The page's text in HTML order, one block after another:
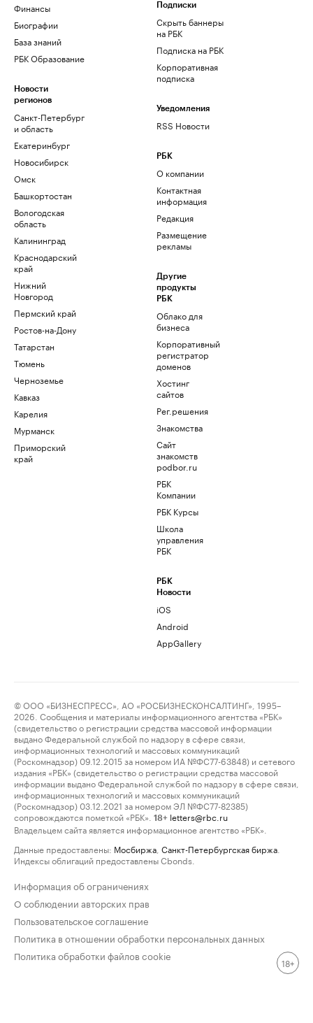
Финансы
Биографии
База знаний
РБК Образование
Новости
регионов
Санкт-Петербург
и область
Екатеринбург
Новосибирск
Омск
Башкортостан
Вологодская
область
Калининград
Краснодарский
край
Нижний
Новгород
Пермский край
Ростов-на-Дону
Татарстан
Тюмень
Черноземье
Кавказ
Карелия
Мурманск
Приморский
край
Подписки
Скрыть баннеры
на РБК
Подписка на РБК
Корпоративная
подписка
Уведомления
RSS Новости
РБК
О компании
Контактная
информация
Редакция
Размещение
рекламы
Другие
продукты
РБК
Облако для
бизнеса
Корпоративный
регистратор
доменов
Хостинг
сайтов
Рег.решения
Знакомства
Сайт
знакомств
podbor.ru
РБК
Компании
РБК Курсы
Школа
управления
РБК
РБК
Новости
iOS
Android
AppGallery
© ООО «БИЗНЕСПРЕСС», АО «РОСБИЗНЕСКОНСАЛТИНГ», 1995–
2026. Сообщения и материалы информационного агентства «РБК»
(свидетельство о регистрации средства массовой информации
выдано Федеральной службой по надзору в сфере связи,
информационных технологий и массовых коммуникаций
(Роскомнадзор) 09.12.2015 за номером ИА №ФС77-63848) и сетевого
издания «РБК» (свидетельство о регистрации средства массовой
информации выдано Федеральной службой по надзору в сфере связи,
информационных технологий и массовых коммуникаций
(Роскомнадзор) 03.12.2021 за номером ЭЛ №ФС77-82385)
сопровождаются пометкой «РБК».
18+ letters@rbc.ru
Владельцем сайта является информационное агентство «РБК».
Данные предоставлены: Мосбиржа Санкт-Петербургская биржа
Индексы облигаций предоставлены Cbonds.
Информация об ограничениях
О соблюдении авторских прав
Пользовательское соглашение
Политика в отношении обработки персональных данных
Политика обработки файлов cookie
18+